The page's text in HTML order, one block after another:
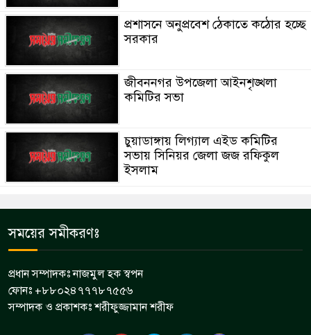
প্রশাসনে অনুপ্রবেশ ঠেকাতে কঠোর হচ্ছে
সরকার
জীবননগর উপজেলা আইনশৃঙ্খলা
কমিটির সভা
চুয়াডাঙ্গায় লিগ্যাল এইড কমিটির
সভায় সিনিয়র জেলা জজ রফিকুল
ইসলাম
সময়ের সমীকরণঃ
প্রধান সম্পাদকঃ নাজমুল হক স্বপন
ফোনঃ +৮৮০২৪৭৭৭৮৭৫৫৬
সম্পাদক ও প্রকাশকঃ শরীফুজ্জামান শরীফ